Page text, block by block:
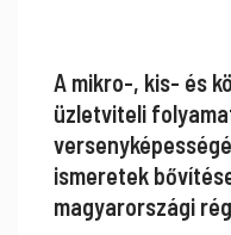
A mikro-, kis- és
üzletviteli
ismeretek
magyarországi